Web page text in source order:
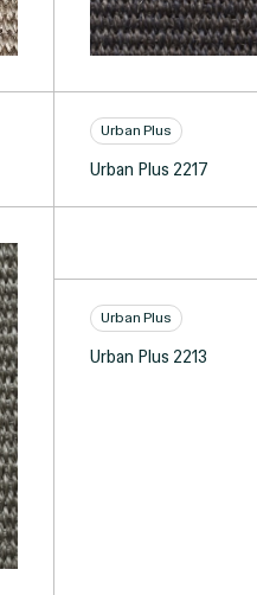
Urban Plus
Urban Plus 2217
Urban Plus
Urban Plus 2213